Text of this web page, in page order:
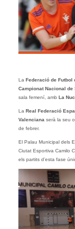
La Federació de Futbol
Campionat Nacional
sala femení, amb La
La Real Federació
Valenciana serà la seu
de febrer.
El Palau Municipal dels
Ciutat Esportiva Camilo
els partits d’esta fase